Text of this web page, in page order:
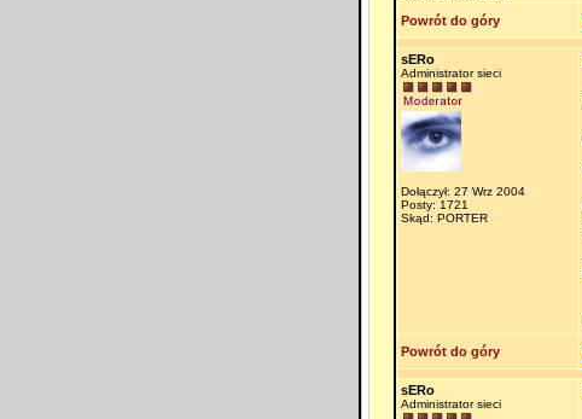
Powrót do góry
sERo
Administrator sieci
Dołączył: 27 Wrz 2004
Posty: 1721
Skąd: PORTER
Powrót do góry
sERo
Administrator sieci